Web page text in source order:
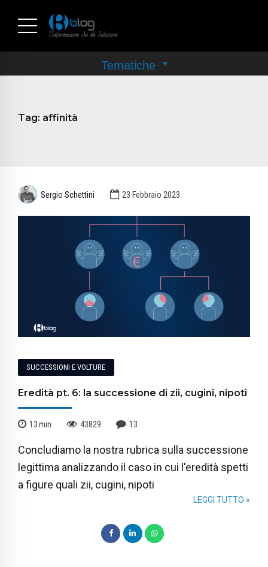
Tag: affinità
Sergio Schettini 23 Febbraio 2023
SUCCESSIONI E VOLTURE
Eredità pt. 6: la successione di zii, cugini, nipoti
13min 43829 13
Concludiamo la nostra rubrica sulla successione
legittima analizzando il caso in cui l'eredità spetti
a figure quali zii, cugini, nipoti
LEGGI TUTTO »